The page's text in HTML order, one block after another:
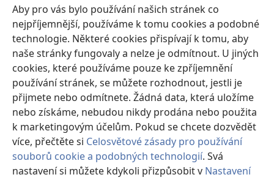
Aby pro vás bylo používání našich stránek co
nejpříjemnější, používáme k tomu cookies a podobné
technologie. Některé cookies přispívají k tomu, aby
naše stránky fungovaly a nelze je odmítnout. U jiných
cookies, které používáme pouze ke zpříjemnění
používání stránek, se můžete rozhodnout, jestli je
přijmete nebo odmítnete. Žádná data, která uložíme
nebo získáme, nebudou nikdy prodána nebo použita
k marketingovým účelům. Pokud se chcete dozvědět
více, přečtěte si Celosvětové zásady pro používání
souborů cookie a podobných technologií. Svá
nastavení si můžete kdykoli přizpůsobit v Nastavení
nové
okno) ONLINE KNIHOVNA Strážné věže
(otevřeno
nové
okno)JW Hub®
(otevřeno
nové
okno)JW Library
Watchtower Library
Copyright© 2026 Watch Tower Bible and Tract Society of Pennsylvania.